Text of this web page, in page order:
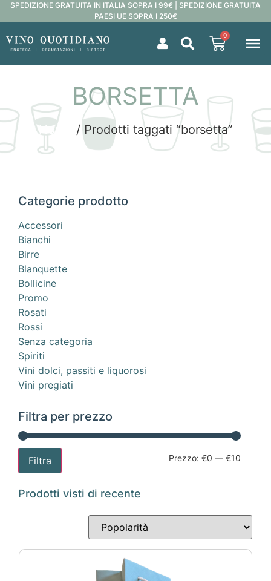
SPEDIZIONE GRATUITA IN ITALIA SOPRA I 99€ | SPEDIZIONE GRATUITA
PAESI UE SOPRA I 250€
0
BORSETTA
Home / Prodotti taggati “borsetta”
Categorie prodotto
Accessori
Bianchi
Birre
Blanquette
Bollicine
Promo
Rosati
Rossi
Senza categoria
Spiriti
Vini dolci, passiti e liquorosi
Vini pregiati
Filtra per prezzo
Filtra Prezzo: €0 — €10
Prodotti visti di recente